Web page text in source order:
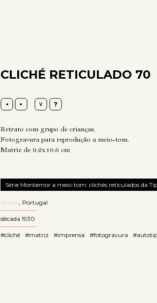
CLICHÉ RETICULADO 70
Retrato com grupo de crianças.
Fotogravura para reprodução a meio-tom.
Matriz de 9.2x10.6 cm
Série Montemor a meio-tom: clichés reticulados da
Grupo, Portugal
década 1930
#cliché #matriz #imprensa #fotogravura